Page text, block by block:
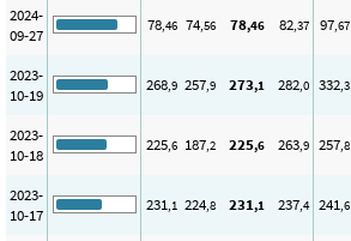
2024-
09-27
78,46 74,56 78,46 82,37 97,67
2023-
10-19
268,9 257,9 273,1 282,0 332,3
2023-
10-18
225,6 187,2 225,6 263,9 257,8
2023-
10-17
231,1 224,8 231,1 237,4 241,6